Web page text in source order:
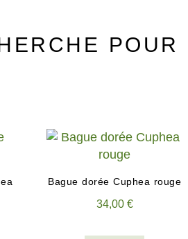
POUR
Bague dorée Cuphea rouge
34,00 €